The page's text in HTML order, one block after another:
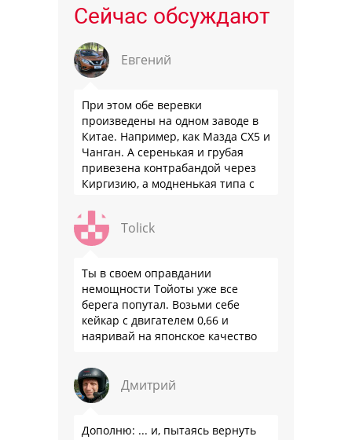
Сейчас обсуждают
Евгений
При этом обе веревки
произведены на одном заводе в
Китае. Например, как Мазда СХ5 и
Чанган. А серенькая и грубая
привезена контрабандой через
Киргизию, а модненькая типа с
Tolick
Ты в своем оправдании
немощности Тойоты уже все
берега попутал. Возьми себе
кейкар с двигателем 0,66 и
наяривай на японское качество
Дмитрий
Дополню: ... и, пытаясь вернуть